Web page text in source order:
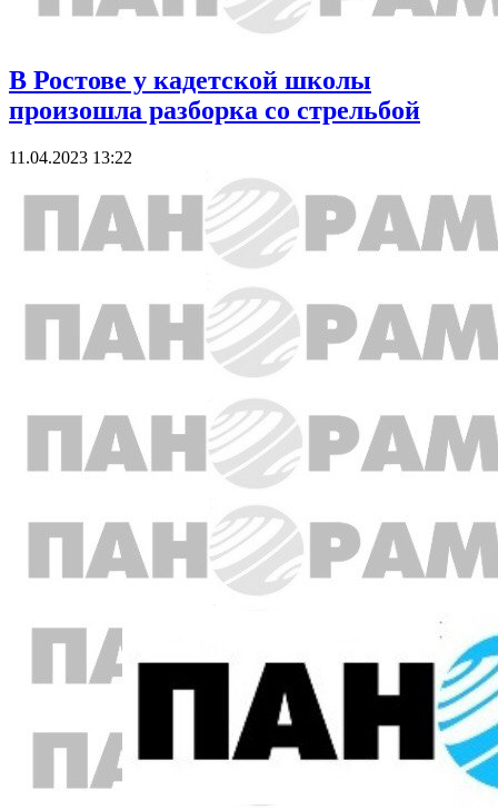
В Ростове у кадетской школы
произошла разборка со стрельбой
11.04.2023 13:22